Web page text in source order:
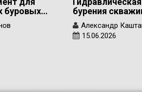
буровых…
бурения
Александр
15.06.2026